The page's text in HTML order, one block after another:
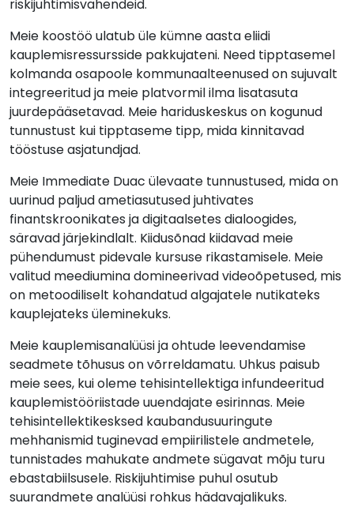
riskijuhtimisvahendeid.
Meie koostöö ulatub üle kümne aasta eliidi
kauplemisressursside pakkujateni. Need tipptasemel
kolmanda osapoole kommunaalteenused on sujuvalt
integreeritud ja meie platvormil ilma lisatasuta
juurdepääsetavad. Meie hariduskeskus on kogunud
tunnustust kui tipptaseme tipp, mida kinnitavad
tööstuse asjatundjad.
Meie Immediate Duac ülevaate tunnustused, mida on
uurinud paljud ametiasutused juhtivates
finantskroonikates ja digitaalsetes dialoogides,
säravad järjekindlalt. Kiidusõnad kiidavad meie
pühendumust pidevale kursuse rikastamisele. Meie
valitud meediumina domineerivad videoõpetused, mis
on metoodiliselt kohandatud algajatele nutikateks
kauplejateks üleminekuks.
Meie kauplemisanalüüsi ja ohtude leevendamise
seadmete tõhusus on võrreldamatu. Uhkus paisub
meie sees, kui oleme tehisintellektiga infundeeritud
kauplemistööriistade uuendajate esirinnas. Meie
tehisintellektikesksed kaubandusuuringute
mehhanismid tuginevad empiirilistele andmetele,
tunnistades mahukate andmete sügavat mõju turu
ebastabiilsusele. Riskijuhtimise puhul osutub
suurandmete analüüsi rohkus hädavajalikuks.